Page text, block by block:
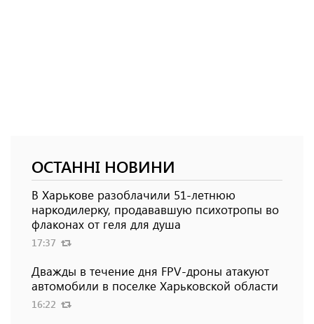
ОСТАННІ НОВИНИ
В Харькове разоблачили 51-летнюю
наркодилерку, продававшую психотропы во
флаконах от геля для душа
17:37
Дважды в течение дня FPV-дроны атакуют
автомобили в поселке Харьковской области
16:22